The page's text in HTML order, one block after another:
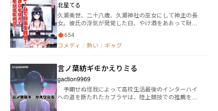
北星てる
久瀬美世、二十八歳、久瀬神社の巫女にして神主の長
女。彼氏の浮気が発覚した日、やけ酒をあおって財運
の神を祀る神社の本殿で酔いつぶれていたところ、な
んと二十年後の未来にタイムスリップしてしまう。そ
こで美世が目の当たりにしたのは、まるで世紀末のよ
唯一価値の認められた仮想通貨であるノアズコインを
切望していた。目を覚まして元の時代に戻って来た美
世は、恐ろしい未来を変えて日本を救うべく、ノアズ
コインを集めることを決意する。しかし、ノアズコイ
ンとはゲーム会社であるノアカンパニーが自社のゲー
654
コメディ / 熱い / ギャグ
言ノ葉紡ギ∉かえりミる
gaction9969
予期せぬ怪我によって高校生活最後のインターハイ
への道を断たれたカブラヤは、陸上競技での推薦を諦